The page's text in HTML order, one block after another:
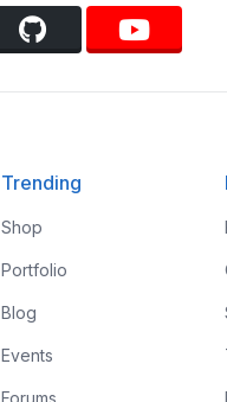
Trending
Shop
Portfolio
Blog
Events
Forums